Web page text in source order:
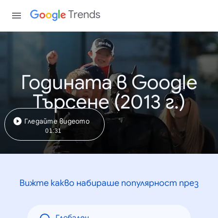
Trends
Годината в Google
Търсене (2013 г.)
Гледайте видеото
01:31
Вижте какво набираше популярност през